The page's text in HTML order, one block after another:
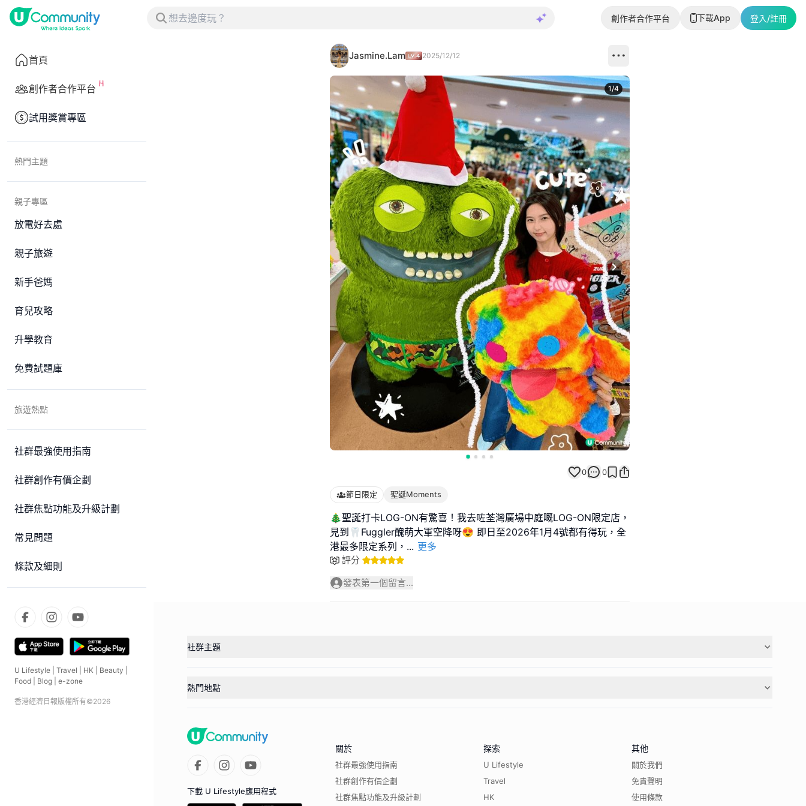
創作者合作平台 下載App 登入/註冊
首頁
創作者合作平台
試用獎賞專區
熱門主題
親子專區
放電好去處
親子旅遊
新手爸媽
育兒攻略
升學教育
免費試題庫
旅遊熱點
社群最強使用指南
社群創作有價企劃
社群焦點功能及升級計劃
常見問題
條款及細則
U Lifestyle Travel HK Beauty
Food
Blog e-zone
香港經濟日報版權所有©2026
Jasmine.Lam 2025/12/12
Next slide
1/4
0 0
節日限定 聖誕Moments
🎄聖誕打卡LOG-ON有驚喜！我去咗荃灣廣場中庭嘅LOG-ON限定店，
見到🦷Fuggler醜萌大軍空降呀😍 即日至2026年1月4號都有得玩，全
港最多限定系列， ... 更多
評分
發表第一個留言...
社群主題
熱門地點
下載 U Lifestyle應用程式
關於
社群最強使用指南
社群創作有價企劃
社群焦點功能及升級計劃
探索
U Lifestyle
Travel
HK
其他
關於我們
免責聲明
使用條款